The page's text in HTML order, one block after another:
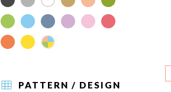
PATTERN / DESIGN